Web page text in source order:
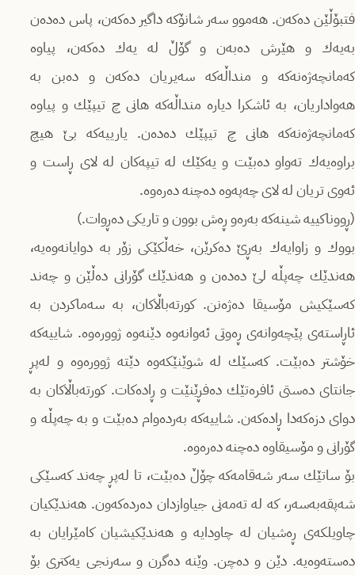
فتبۆڵێن دەکەن. هەموو سەر شانۆکە داگیر دەکەن، پاس ده‌ده‌ن
بەیەك و هێرش دەبەن و گۆڵ لە یەك دەکەن، پیاوە
کەمانچەژەنەکە و منداڵەکە سەیریان دەکەن و دەبن بە
هەواداریان، بە ئاشکرا دیارە منداڵەکە هانی چ تیپێك و پیاوە
کەمانچەژەنەکە هانی چ تیپێك دەدەن. یارییەکە بێ هیچ
براوەیەك تەواو دەبێت و یەکێك لە تیپەکان لە لای ڕاست و
ئەوی تریان لە لای چەپەوە دەچنە دەرەوە.
(ڕووناکییە شینەکە بەرەو ڕەش بوون و تاریکی دەڕوات.)
بووك و زاوایەك به‌ڕێ دەکرێن، خەڵکێکی زۆر بە دوایانەوەیە،
هەندێك چەپڵە لێ دەدەن و هەندێك گۆرانی دەڵێن و چەند
کەسێکیش مۆسیقا دەژەنن. کورتەباڵاکان، بە سەماکردن بە
ئاڕاستەی پێچەوانەی ڕەوتی ئەوانەوە دێنەوە ژوورەوە. شاییەکە
خۆشتر دەبێت. کەسێك لە شوێنێکەوە دێتە ژوورەوە و لەپڕ
جانتای دەستی ئافرەتێك دەفڕێنێت و ڕادەکات. کورتەباڵاکان بە
دوای دزەکەدا ڕاده‌که‌ن. شاییەکە بەردەوام دەبێت و بە چەپڵە و
گۆرانی و مۆسیقاوە دەچنە دەرەوە.
بۆ ساتێك سەر شەقامەکە چۆڵ دەبێت، تا لەپڕ چەند کەسێکی
شه‌پقه‌به‌سه‌ر، کە لە تەمەنی جیاوازدان دەردەکەون. هەندێکیان
چاویلکەی ڕەشیان لە چاودایە و هەندێکیشیان کامێرایان بە
دەستەوەیە. دێن و دەچن. وێنە دەگرن و سەرنجی یەکتری بۆ